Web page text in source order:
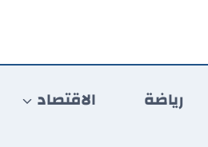
رياضة الاقتصاد